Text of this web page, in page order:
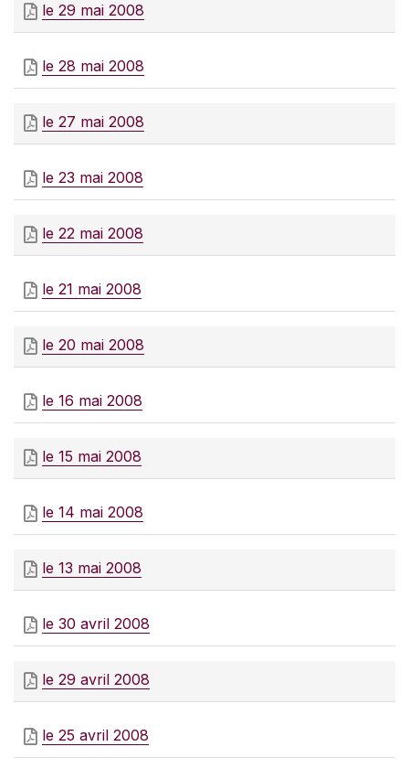
le 29 mai 2008
le 28 mai 2008
le 27 mai 2008
le 23 mai 2008
le 22 mai 2008
le 21 mai 2008
le 20 mai 2008
le 16 mai 2008
le 15 mai 2008
le 14 mai 2008
le 13 mai 2008
le 30 avril 2008
le 29 avril 2008
le 25 avril 2008